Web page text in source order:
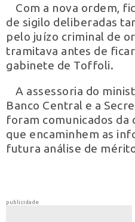
Com a nova ordem,
de sigilo deliberadas
pelo juízo criminal de
tramitava antes de
gabinete de Toffoli.
A assessoria do
Banco Central e a
foram comunicados da
que encaminhem as
futura análise de
publicidade